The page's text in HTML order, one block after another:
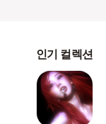
인기 컬렉션